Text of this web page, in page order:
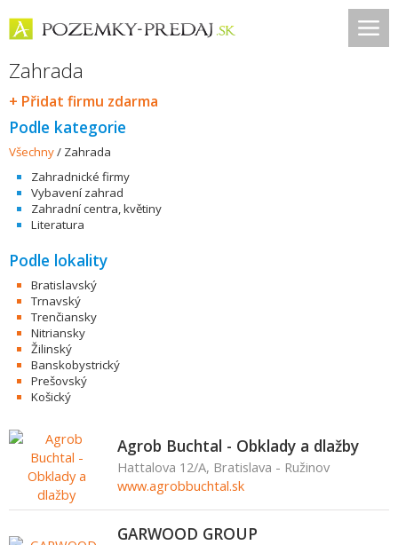
Zahrada
+ Přidat firmu zdarma
Podle kategorie
Všechny/ Zahrada
Zahradnické firmy
Vybavení zahrad
Zahradní centra, květiny
Literatura
Podle lokality
Bratislavský
Trnavský
Trenčiansky
Nitriansky
Žilinský
Banskobystrický
Prešovský
Košický
Agrob Buchtal - Obklady a dlažby
Hattalova 12/A, Bratislava - Ružinov
www.agrobbuchtal.sk
GARWOOD GROUP